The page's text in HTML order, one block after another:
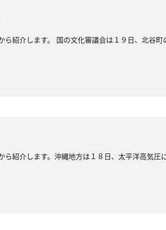
紹介します。 国の文化審議会は１９日、北谷
紹介します。沖縄地方は１８日、太平洋高気圧